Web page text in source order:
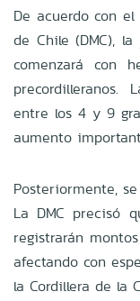
De acuerdo con
de Chile (DMC),
comenzará con
precordilleranos.
entre los 4 y 9
aumento
Posteriormente,
La DMC precisó
registrarán
afectando con
la Cordillera de la